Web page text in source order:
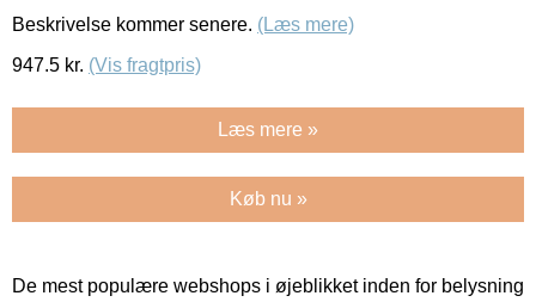
Beskrivelse kommer senere. (Læs mere)
947.5 kr. (Vis fragtpris)
Læs mere »
Køb nu »
De mest populære webshops i øjeblikket inden for belysning